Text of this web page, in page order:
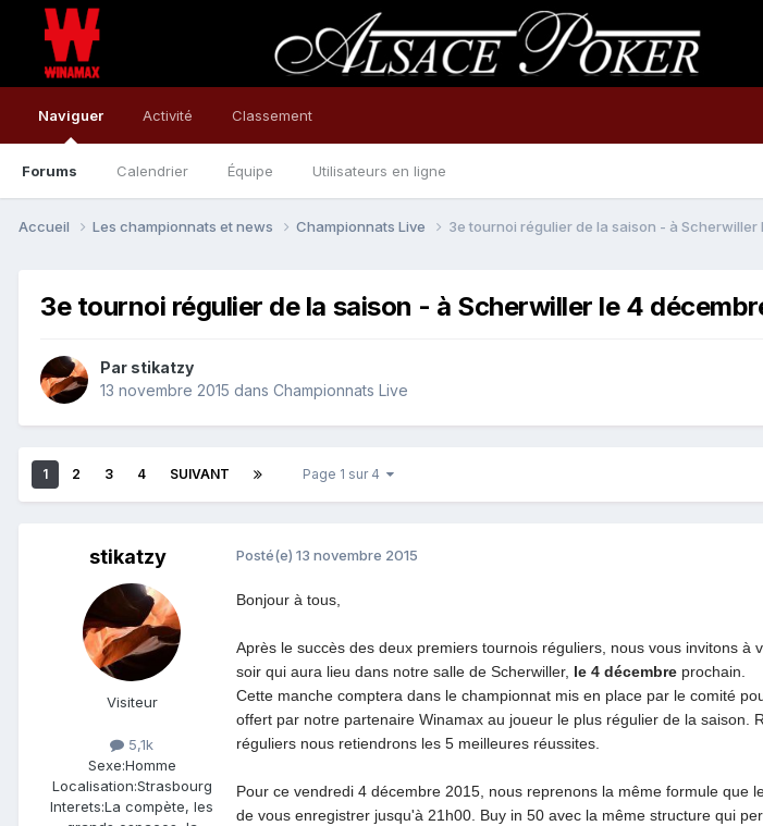
Naviguer
Forums Calendrier Équipe Utilisateurs en ligne
Activité Classement
Accueil Les championnats et news Championnats Live 3e tournoi régulier de la saison - à Scherwiller
3e tournoi régulier de la saison - à Scherwiller le 4
Par stikatzy
13 novembre 2015 dans Championnats Live
1 2 3 4 SUIVANT Page 1 sur 4
stikatzy
Visiteur
5,1k
Sexe:Homme
Localisation:Strasbourg
Interets:La compète, les
Posté(e) 13 novembre 2015
Bonjour à tous,
Après le succès des deux premiers tournois réguliers, nous vous invitons à
soir qui aura lieu dans notre salle de Scherwiller, le 4 décembre prochain.
Cette manche comptera dans le championnat mis en place par le comité
offert par notre partenaire Winamax au joueur le plus régulier de la saison.
réguliers nous retiendrons les 5 meilleures réussites.
Pour ce vendredi 4 décembre 2015, nous reprenons la même formule que
de vous enregistrer jusqu'à 21h00. Buy in 50 avec la même structure qui